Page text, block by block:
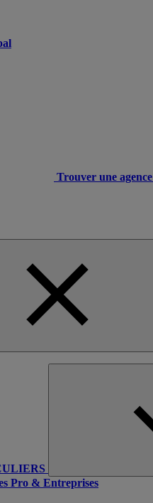
Trouver une agence
Pro & Entreprises